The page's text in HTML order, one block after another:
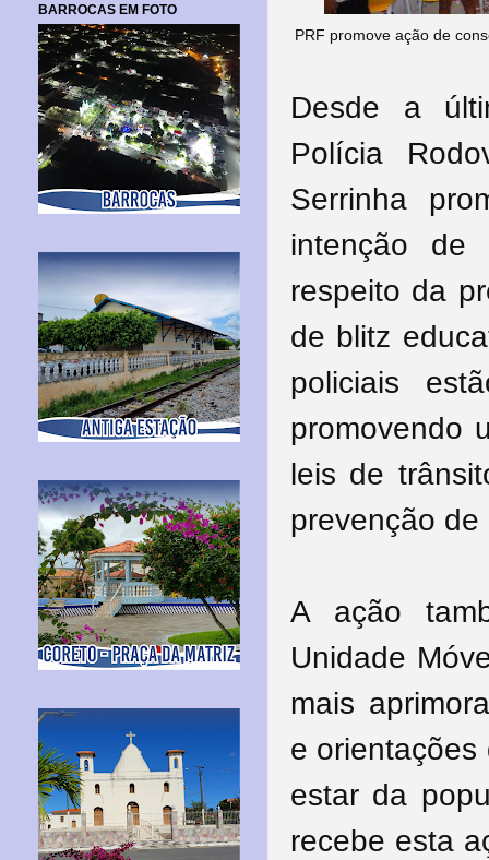
PRF promove ação de
Desde a
Polícia
Serrinha
intenção de
respeito da
de blitz
policiais
promovendo
leis de
prevenção
A ação
Unidade
mais
e orientações
estar da
recebe esta
BARROCAS EM FOTO